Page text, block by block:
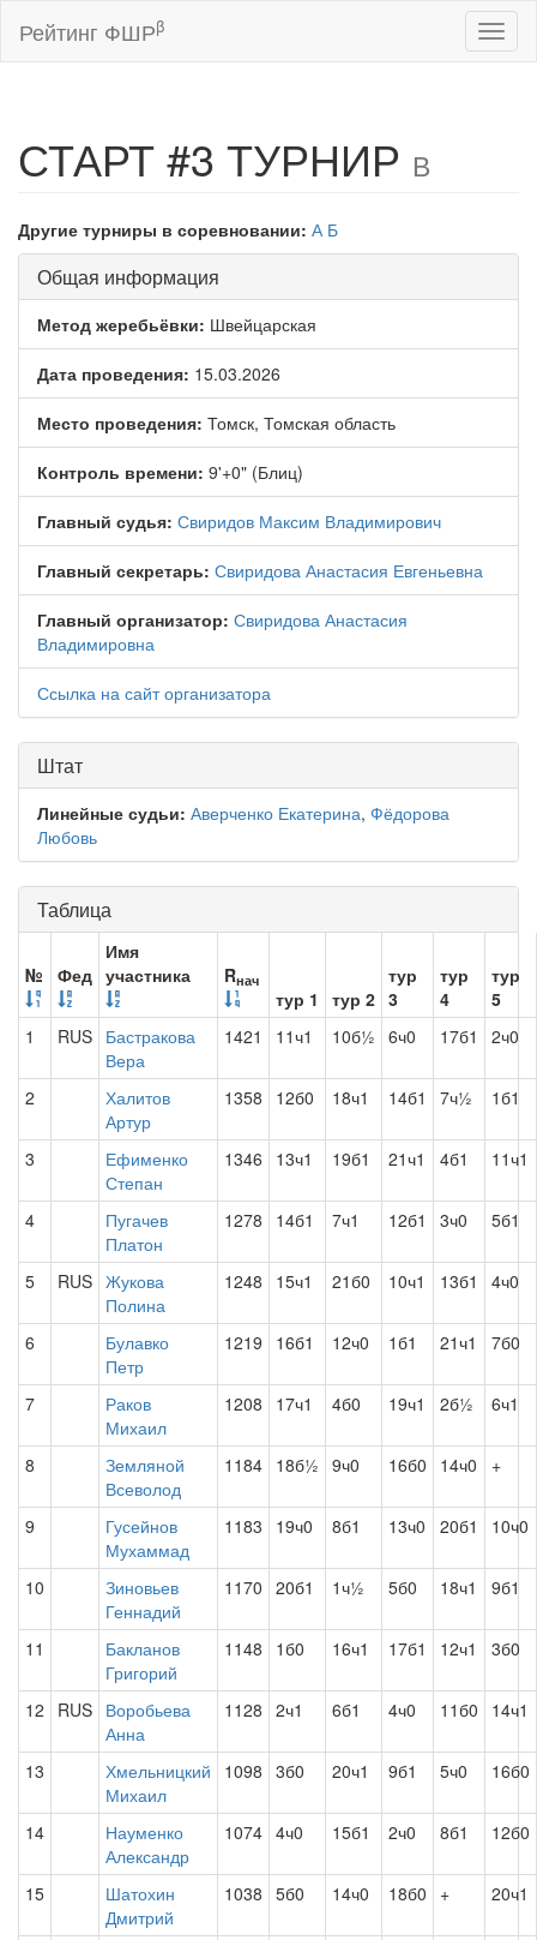
Рейтинг ФШРβ
СТАРТ #3 ТУРНИР В
Другие турниры в соревновании: А Б
Общая информация
Метод жеребьёвки: Швейцарская
Дата проведения: 15.03.2026
Место проведения: Томск, Томская область
Контроль времени: 9'+0" (Блиц)
Главный судья: Свиридов Максим Владимирович
Главный секретарь: Свиридова Анастасия Евгеньевна
Главный организатор: Свиридова Анастасия
Владимировна
Ссылка на сайт организатора
Штат
Линейные судьи: Аверченко Екатерина, Фёдорова
Любовь
Таблица
№ Фед
Имя
участника
Rнач
тур 1 тур 2
тур
3
тур
4
тур
5
1
RUS Бастракова
Вера
1421 11ч1 10б½ 6ч0 17б1 2ч0
2
Халитов
Артур
1358 12б0 18ч1 14б1 7ч½ 1б1
3
Ефименко
Степан
1346 13ч1 19б1 21ч1 4б1 11ч1
4
Пугачев
Платон
1278 14б1 7ч1 12б1 3ч0 5б1
5 RUS Жукова
Полина
1248 15ч1 21б0 10ч1 13б1 4ч0
6
Булавко
Петр
1219 16б1 12ч0 1б1 21ч1 7б0
7
Раков
Михаил
1208 17ч1 4б0 19ч1 2б½ 6ч1
8
Земляной
Всеволод
1184 18б½ 9ч0 16б0 14ч0 +
9
Гусейнов
Мухаммад
1183 19ч0 8б1 13ч0 20б1 10ч0
10
Зиновьев
Геннадий
1170 20б1 1ч½ 5б0 18ч1 9б1
11
Бакланов
Григорий
1148 1б0 16ч1 17б1 12ч1 3б0
12 RUS Воробьева
Анна
1128 2ч1 6б1 4ч0 11б0 14ч1
13
Хмельницкий
Михаил
1098 3б0 20ч1 9б1 5ч0 16б0
14
Науменко
Александр
1074 4ч0 15б1 2ч0 8б1 12б0
15
Шатохин
Дмитрий
1038 5б0 14ч0 18б0 + 20ч1